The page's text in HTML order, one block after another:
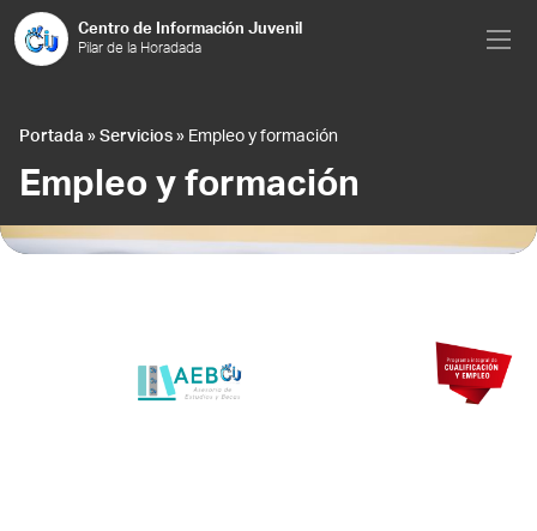
Saltar al contenido
Centro de Información Juvenil
Pilar de la Horadada
Portada » Servicios » Empleo y formación
Empleo y formación